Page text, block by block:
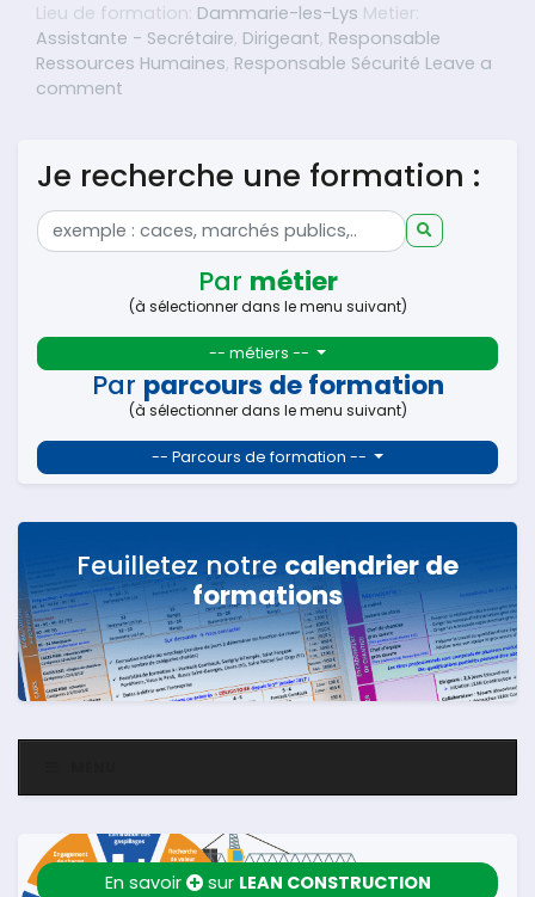
Je recherche une formation :
Par métier
(à sélectionner dans le menu suivant)
-- métiers --
Par parcours de formation
(à sélectionner dans le menu suivant)
-- Parcours de formation --
Feuilletez notre calendrier de
formations
En savoir sur LEAN CONSTRUCTION
Lieu de formation: Dammarie-les-Lys Metier:
Assistante - Secrétaire, Dirigeant, Responsable
Ressources Humaines, Responsable Sécurité Leave a
comment